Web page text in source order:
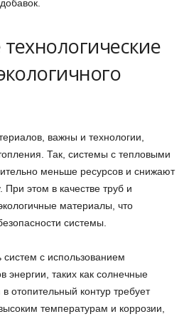
важны и технологии,
Так, системы с тепловыми
меньше ресурсов и снижают
этом в качестве труб и
материалы, что
системы.
систем с использованием
энергии, таких как солнечные
отопительный контур требует
температурам и коррозии,